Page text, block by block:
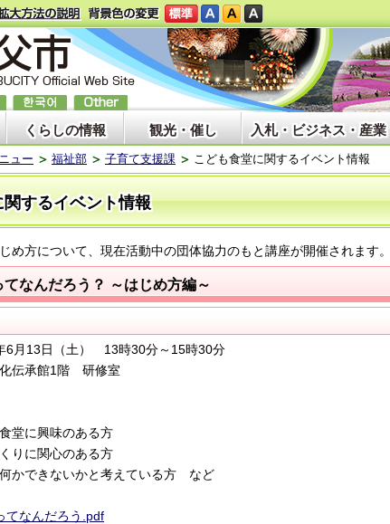
くらしの情報 観光・催し 入札・ビジネス・産業
ュー 福祉部 子育て支援課 こども食堂に関するイベント情報
するイベント情報
め方について、現在活動中の団体協力のもと講座が開催されます。
なんだろう？ ～はじめ方編～
月13日（土） 13時30分～15時30分
伝承館1階 研修室
に興味のある方
関心のある方
ないかと考えている方 など
てなんだろう.pdf